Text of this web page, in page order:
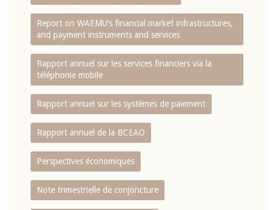
Report on WAEMU’s financial market infrastructures,
and payment instruments and services
Rapport annuel sur les services financiers via la
téléphonie mobile
Rapport annuel sur les systèmes de paiement
Rapport annuel de la BCEAO
Perspectives économiques
Note trimestrielle de conjoncture